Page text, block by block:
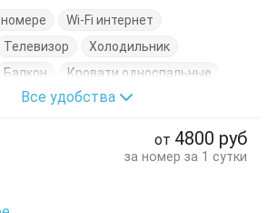
Wi-Fi интернет
Телевизор
Холодильник
Балкон
Кровати односпальные
Тумбочки
Все удобства
от 4800 руб
за номер за 1 сутки